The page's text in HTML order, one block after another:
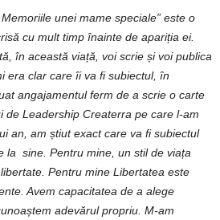
unei mame speciale” este o
cu mult timp înainte de apariția ei.
în această viață, voi scrie și voi publica
era clar care îi va fi subiectul, în
angajamentul ferm de a scrie o carte
de Leadership Createrra pe care l-am
an, am știut exact care va fi subiectul
la sine. Pentru mine, un stil de viața
Pentru mine Libertatea este
Avem capacitatea de a alege
adevărul propriu. M-am